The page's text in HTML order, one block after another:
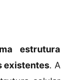
estrutura
existentes. A